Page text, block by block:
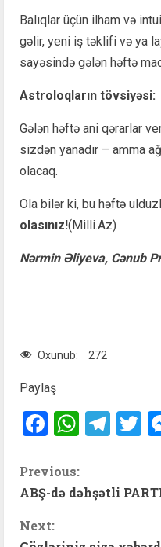
Balıqlar üçün ilham və
gəlir, yeni iş təklifi və ya
sayəsində gələn həftə
Astroloqların tövsiyəsi:
Gələn həftə ani qərarlar
sizdən yanadır – amma
olacaq.
Ola bilər ki, bu həftə
olasınız!(Milli.Az)
Nərmin Əliyeva, Cənub
Oxunub: 272
Paylaş
Facebook
C
Previous:
ABŞ-də dəhşətli
Next: